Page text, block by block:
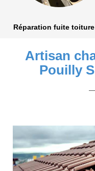
Réparation fuite
Artisan
Pouilly